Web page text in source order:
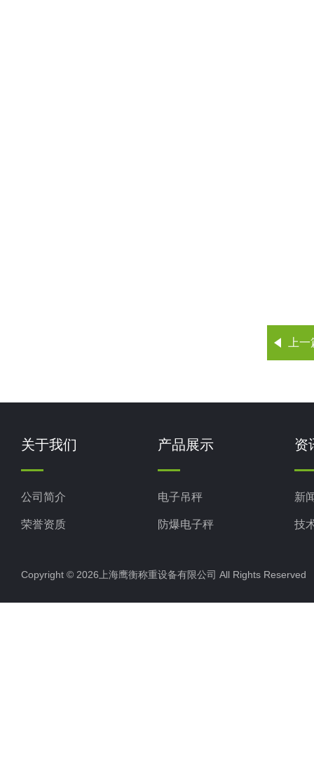
上
关于我们
公司简介
荣誉资质
产品展示
电子吊秤
防爆电子秤
电子汽车衡
电子天平
资
新
技
Copyright © 2026上海鹰衡称重设备有限公司 All Rights